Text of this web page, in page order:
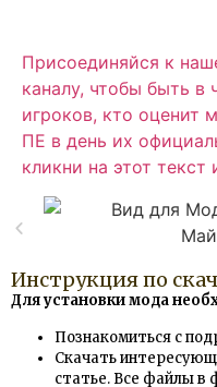
Присоединяйся к
каналу, чтобы быть в
игроков, кто оценит
ПЕ в день их
кликни на этот
Инструкция по
Для установки мода
Познакомиться с
Скачать
статье. Все файлы в